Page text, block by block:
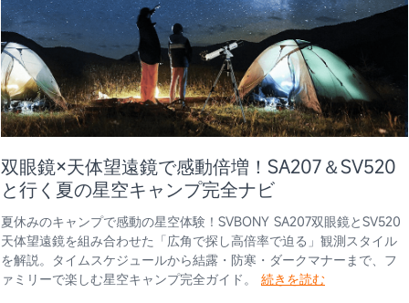
双眼鏡×天体望遠鏡で感動倍増！SA207＆SV520
と行く夏の星空キャンプ完全ナビ
夏休みのキャンプで感動の星空体験！SVBONY SA207双眼鏡とSV520
天体望遠鏡を組み合わせた「広角で探し高倍率で迫る」観測スタイル
を解説。タイムスケジュールから結露・防寒・ダークマナーまで、フ
ァミリーで楽しむ星空キャンプ完全ガイド。 続きを読む